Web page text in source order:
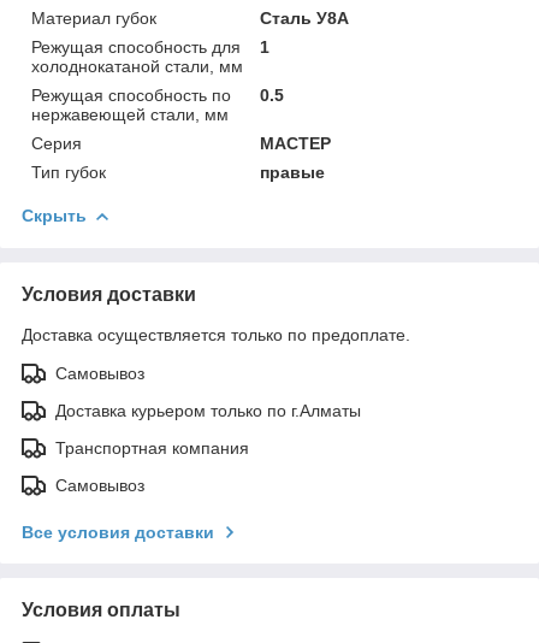
Материал губок
Сталь У8А
Режущая способность для
холоднокатаной стали, мм
1
Режущая способность по
нержавеющей стали, мм
0.5
Серия
МАСТЕР
Тип губок
правые
Скрыть
Условия доставки
Доставка осуществляется только по предоплате.
Самовывоз
Доставка курьером только по г.Алматы
Транспортная компания
Самовывоз
Все условия доставки
Условия оплаты